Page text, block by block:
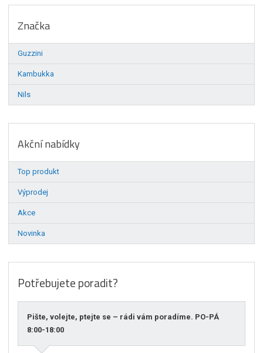
Značka
Guzzini
Kambukka
Nils
Akční nabídky
Top produkt
Výprodej
Akce
Novinka
Potřebujete poradit?
Pište, volejte, ptejte se – rádi vám poradíme. PO-PÁ
8:00-18:00